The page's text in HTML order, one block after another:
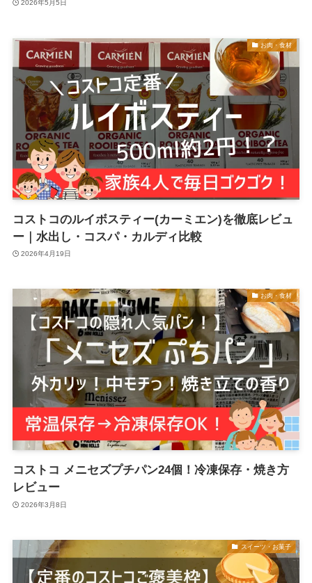
2026年5月5日
お肉・食材
コストコのルイボスティー(カーミエン)を徹底レビュ
ー｜水出し・コスパ・カルディ比較
2026年4月19日
お肉・食材
コストコ メニセズプチパン24個！冷凍保存・焼き方
レビュー
2026年3月8日
スイーツ・お菓子